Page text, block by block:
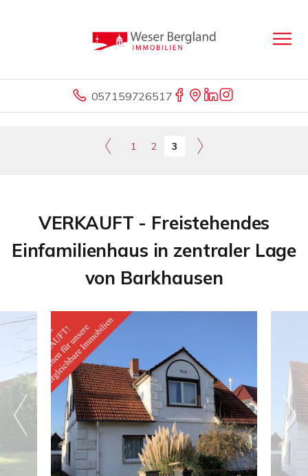
057159726517
1 2 3
VERKAUFT - Freistehendes
Einfamilienhaus in zentraler Lage
von Barkhausen